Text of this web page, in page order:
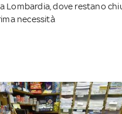
Lombardia, dove restano
necessità